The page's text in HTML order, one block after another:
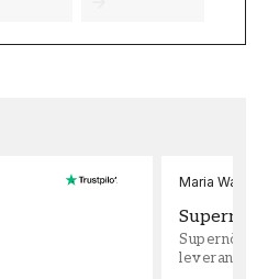
Maria
leveran,